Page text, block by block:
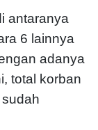
antaranya
6 lainnya
adanya
total korban